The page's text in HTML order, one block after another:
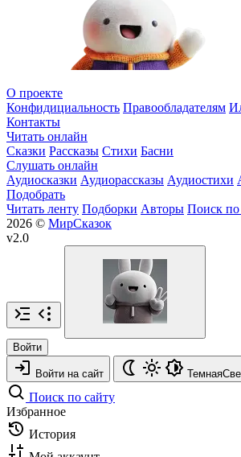
О проекте
Конфидициальность Правообладателям
Контакты
Читать онлайн
Сказки Рассказы Стихи Басни
Слушать онлайн
Аудиосказки Аудиорассказы Аудиостихи
Подобрать
Читать ленту Подборки Авторы Поиск по
2026 © МирСказок
v2.0
Войти
Войти на сайт Темная
Поиск по сайту
Избранное
История